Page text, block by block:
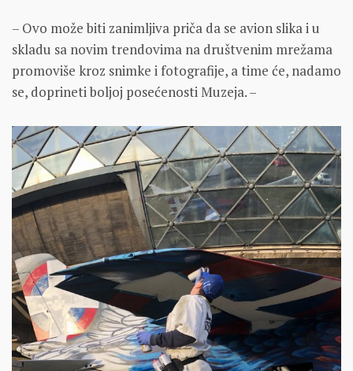
– Ovo može biti zanimljiva priča da se avion slika i u
skladu sa novim trendovima na društvenim mrežama
promoviše kroz snimke i fotografije, a time će, nadamo
se, doprineti boljoj posećenosti Muzeja. –